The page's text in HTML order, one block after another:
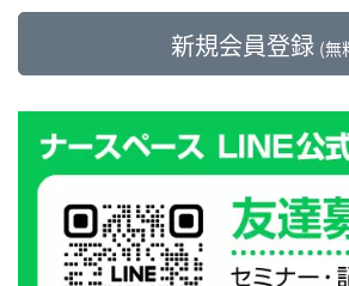
新規会員登録 (無